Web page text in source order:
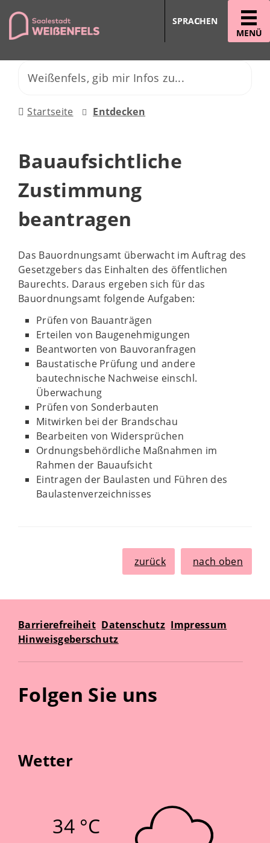
MENÜ
SPRACHEN
Startseite Entdecken
Bauaufsichtliche
Zustimmung
beantragen
Das Bauordnungsamt überwacht im Auftrag des
Gesetzgebers das Einhalten des öffentlichen
Baurechts. Daraus ergeben sich für das
Bauordnungsamt folgende Aufgaben:
Prüfen von Bauanträgen
Erteilen von Baugenehmigungen
Beantworten von Bauvoranfragen
Baustatische Prüfung und andere
bautechnische Nachweise einschl.
Überwachung
Prüfen von Sonderbauten
Mitwirken bei der Brandschau
Bearbeiten von Widersprüchen
Ordnungsbehördliche Maßnahmen im
Rahmen der Bauaufsicht
Eintragen der Baulasten und Führen des
Baulastenverzeichnisses
zurück nach oben
Barrierefreiheit Datenschutz Impressum
Hinweisgeberschutz
Folgen Sie uns
Wetter
34 °C